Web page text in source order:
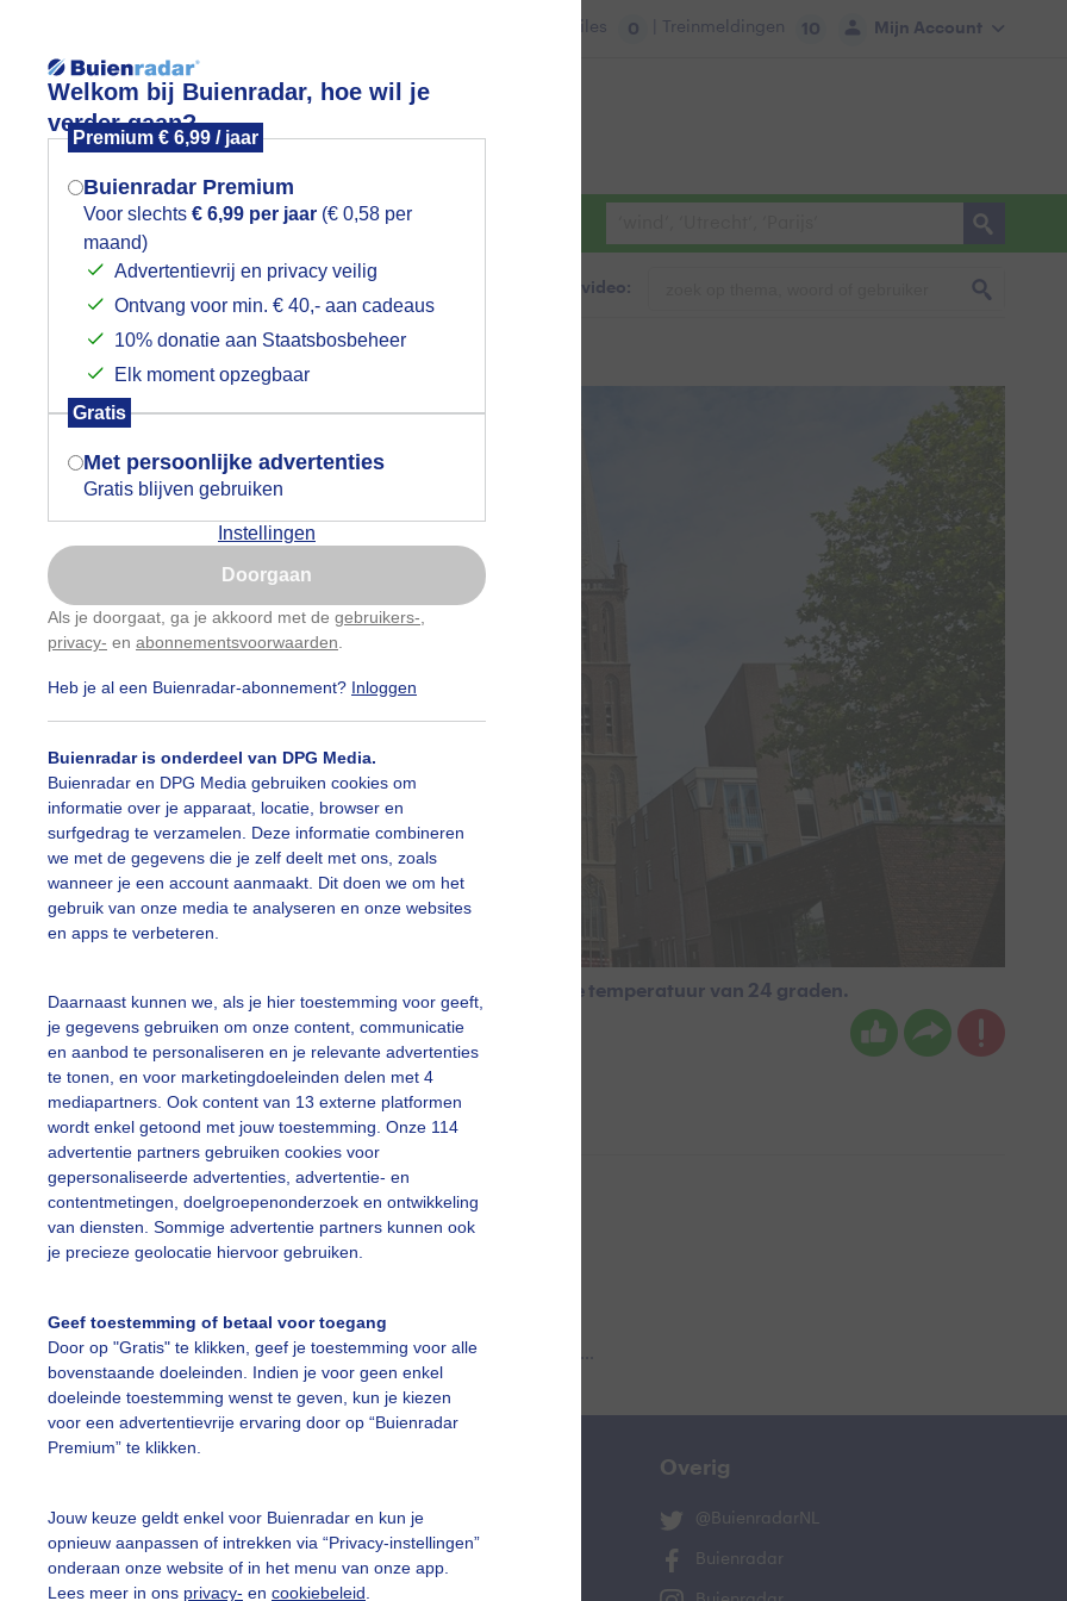
Welkom bij Buienradar, hoe wil je
verder gaan?
Premium € 6,99 / jaar
Buienradar Premium
Voor slechts € 6,99 per jaar (€ 0,58 per
maand)
Advertentievrij en privacy veilig
Ontvang voor min. € 40,- aan cadeaus
10% donatie aan Staatsbosbeheer
Elk moment opzegbaar
Gratis
Met persoonlijke advertenties
Gratis blijven gebruiken
Instellingen
Doorgaan
Als je doorgaat, ga je akkoord met de gebruikers-
privacy- en abonnementsvoorwaarden
Heb je al een Buienradar-abonnement? Inloggen
Buienradar is onderdeel van DPG Media.
Buienradar en DPG Media gebruiken cookies om
informatie over je apparaat, locatie, browser en
surfgedrag te verzamelen. Deze informatie combineren
we met de gegevens die je zelf deelt met ons, zoals
wanneer je een account aanmaakt. Dit doen we om het
gebruik van onze media te analyseren en onze websites
en apps te verbeteren.
Daarnaast kunnen we, als je hier toestemming voor geeft,
je gegevens gebruiken om onze content, communicatie
en aanbod te personaliseren en je relevante advertenties
te tonen, en voor marketingdoeleinden delen met 4
mediapartners. Ook content van 13 externe platformen
wordt enkel getoond met jouw toestemming. Onze 114
advertentie partners gebruiken cookies voor
gepersonaliseerde advertenties, advertentie- en
contentmetingen, doelgroepenonderzoek en ontwikkeling
van diensten. Sommige advertentie partners kunnen ook
je precieze geolocatie hiervoor gebruiken.
Geef toestemming of betaal voor toegang
Door op "Gratis" te klikken, geef je toestemming voor alle
bovenstaande doeleinden. Indien je voor geen enkel
doeleinde toestemming wenst te geven, kun je kiezen
voor een advertentievrije ervaring door op “Buienradar
Premium” te klikken.
Jouw keuze geldt enkel voor Buienradar en kun je
opnieuw aanpassen of intrekken via “Privacy-instellingen”
onderaan onze website of in het menu van onze app.
Lees meer in ons privacy- en cookiebeleid
Mijn Account
Files 0 | Treinmeldingen 10
Foto en video Weerzine
Zoeken in foto & video:
zomers weer in Steenwijk, alleen wat sluierbewolking. Lekkere temperatuur van 24 graden.
Rianka Visser Gemaakt: 17-06-2026, 50x bekeken
Zon Wolken
slideshow
Een moment geduld aub...
vragen
De Bilt
Overig
@BuienradarNL
Buienradar
Mogen we je locatie gebruiken voor
het weer?
Indien je hier nog geen akkoord op hebt
gegeven, verschijnt er zo een pop-up uit
je browser waarin deze toestemming
gevraagd wordt.
Is goed, toon de popup
Nu niet, misschien later
Gebruik je Safari en wil je niet elke dag deze pop-up
Klikhierom dit aan te passen